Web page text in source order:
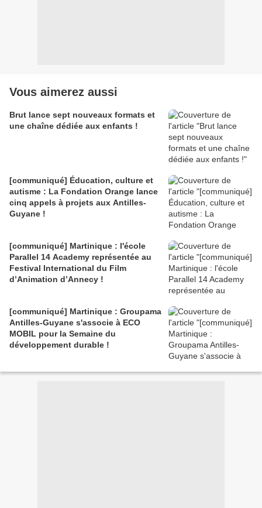
Vous aimerez aussi
Brut lance sept nouveaux formats et
une chaîne dédiée aux enfants !
[communiqué] Éducation, culture et
autisme : La Fondation Orange lance
cinq appels à projets aux Antilles-
Guyane !
[communiqué] Martinique : l'école
Parallel 14 Academy représentée au
Festival International du Film
d’Animation d’Annecy !
[communiqué] Martinique : Groupama
Antilles-Guyane s'associe à ECO
MOBIL pour la Semaine du
développement durable !